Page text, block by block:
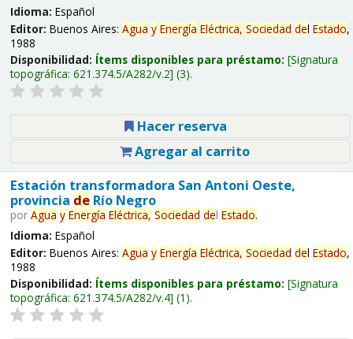
Idioma: Español
Editor: Buenos Aires: Agua y Energía Eléctrica, Sociedad del Estado,
1988
Disponibilidad: Ítems disponibles para préstamo: Signatura
topográfica: 621.374.5/A282/v.2 (3).
Hacer reserva
Agregar al carrito
Estación transformadora San Antoni Oeste,
provincia deRío Negro
por Agua y Energía Eléctrica, Sociedad del Estado.
Idioma: Español
Editor: Buenos Aires: Agua y Energía Eléctrica, Sociedad del Estado,
1988
Disponibilidad: Ítems disponibles para préstamo: Signatura
topográfica: 621.374.5/A282/v.4 (1).